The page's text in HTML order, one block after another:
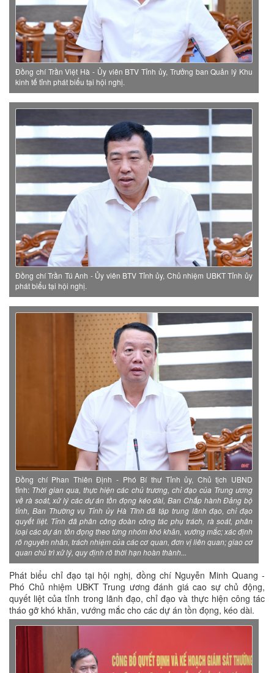
Đồng chí Trần Việt Hà - Ủy viên BTV Tỉnh ủy, Trưởng ban Quản lý Khu
kinh tế tỉnh phát biểu tại hội nghị.
Đồng chí Trần Tú Anh - Ủy viên BTV Tỉnh ủy, Chủ nhiệm UBKT Tỉnh ủy
phát biểu tại hội nghị.
Đồng chí Phan Thiên Định - Phó Bí thư Tỉnh ủy, Chủ tịch UBND
tỉnh: Thời gian qua, thực hiện các chủ trương, chỉ đạo của Trung ương
về rà soát, xử lý các dự án tồn đọng kéo dài, Ban Chấp hành Đảng bộ
tỉnh, Ban Thường vụ Tỉnh ủy Hà Tĩnh đã tập trung lãnh đạo, chỉ đạo
quyết liệt. Tỉnh đã phân công đoàn công tác phụ trách, rà soát, phân
loại các dự án tồn đọng theo từng nhóm khó khăn, vướng mắc; xác định
rõ nguyên nhân, trách nhiệm của các cơ quan, đơn vị liên quan; giao cơ
quan chủ trì xử lý, quy định rõ thời hạn hoàn thành...
Phát biểu chỉ đạo tại hội nghị, đồng chí Nguyễn Minh Quang -
Phó Chủ nhiệm UBKT Trung ương đánh giá cao sự chủ động,
quyết liệt của tỉnh trong lãnh đạo, chỉ đạo và thực hiện công tác
tháo gỡ khó khăn, vướng mắc cho các dự án tồn đọng, kéo dài.